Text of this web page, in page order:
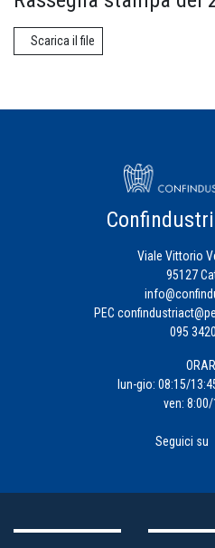
Scarica il file
Viale Vittorio
95127
PEC
095
lun-gio: 08:15/
ven:
Seguici su